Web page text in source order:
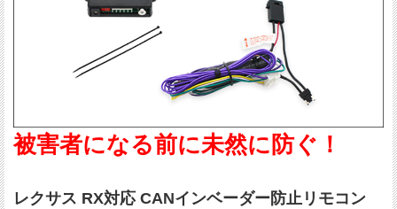
被害者になる前に未然に防ぐ！
レクサス RX対応 CANインベーダー防止リモコン